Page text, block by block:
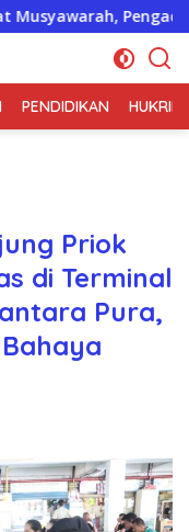
PT Benaya
PENDIDIKAN HUKRIM
Priok
di Terminal
Pura,